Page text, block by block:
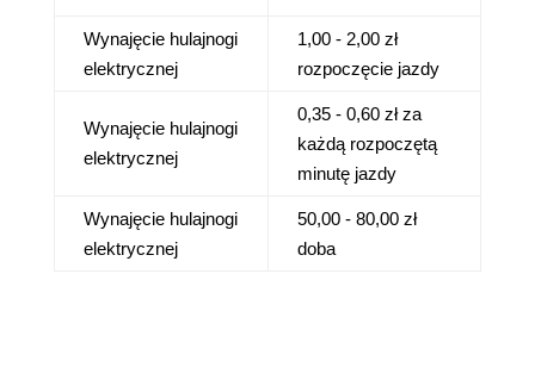
Wynajęcie hulajnogi
elektrycznej
1,00 - 2,00 zł
rozpoczęcie jazdy
Wynajęcie hulajnogi
elektrycznej
0,35 - 0,60 zł za
każdą rozpoczętą
minutę jazdy
Wynajęcie hulajnogi
elektrycznej
50,00 - 80,00 zł
doba